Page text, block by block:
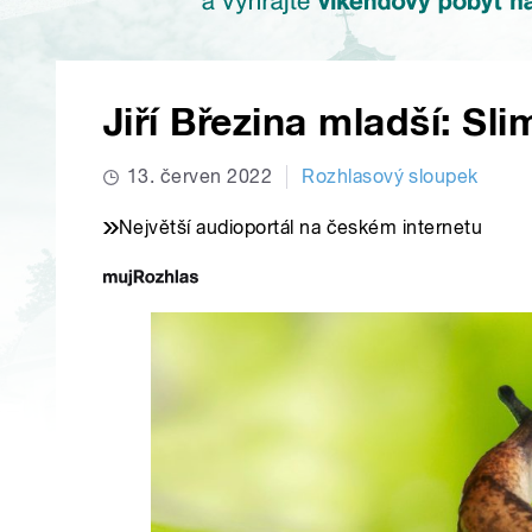
Jiří Březina mladší:
13. červen 2022 Rozhlasový sloupek
Největší audioportál na českém internetu